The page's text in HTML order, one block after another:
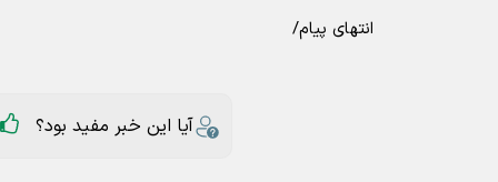
انتهای پیام/
آیا این خبر مفید بود؟